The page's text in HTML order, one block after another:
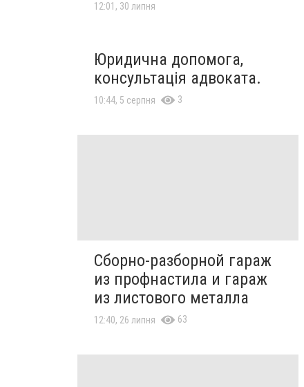
12:01, 30 липня
Юридична допомога,
консультація адвоката.
10:44, 5 серпня 3
Сборно-разборной гараж
из профнастила и гараж
из листового металла
12:40, 26 липня 63